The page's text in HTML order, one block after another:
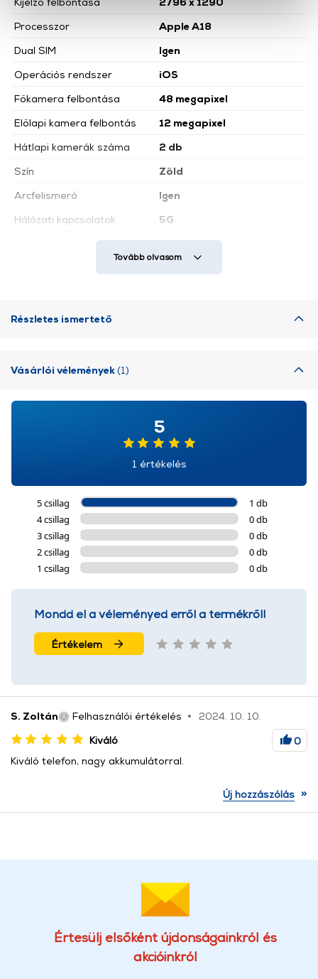
okat használ, melyeket az Ön gépén tárol a rendszer. A
cookie-k személyazonosítására nem alkalmasak,
használatával Ön elfogadja a cookie-k használatát.
További információk:
ésAdatvédelem
Processzor
Apple A18
Dual SIM
Igen
Operációs rendszer
iOS
Főkamera felbontása
48 megapixel
Előlapi kamera felbontás
12 megapixel
Hátlapi kamerák száma
2 db
Szín
Zöld
Arcfelismerő
Igen
Hálózati kapcsolatok
5G
199 g
Tovább olvasom
Részletes ismertető
Vásárlói vélemények(1)
5
1 értékelés
5 csillag
1 db
4 csillag
0 db
3 csillag
0 db
2 csillag
0 db
1 csillag
0 db
Mondd el a véleményed erről a termékről!
Értékelem
S. Zoltán Felhasználói értékelés
2024. 10. 10.
Kiváló
0
Kiváló telefon, nagy akkumulátorral.
Új hozzászólás »
Értesülj elsőként újdonságainkról és
akcióinkról